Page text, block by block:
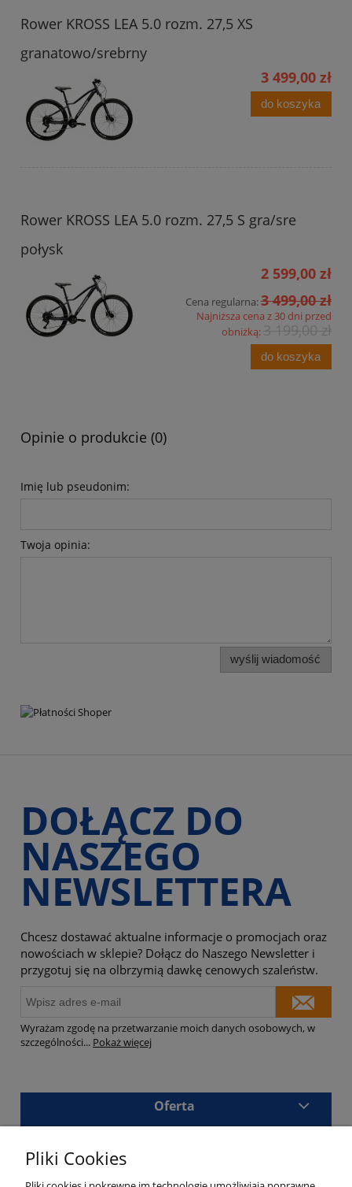
Rower KROSS LEA 5.0 rozm. 27,5 XS
granatowo/srebrny
3 499,00 zł
do koszyka
Rower KROSS LEA 5.0 rozm. 27,5 S gra/sre
połysk
2 599,00 zł
Cena regularna:3 499,00 zł
Najniższa cena z 30 dni przed
obniżką:3 199,00 zł
do koszyka
Opinie o produkcie (0)
Imię lub pseudonim:
Twoja opinia:
wyślij wiadomość
DOŁĄCZ DO
NASZEGO
NEWSLETTERA
Chcesz dostawać aktualne informacje o promocjach oraz
nowościach w sklepie? Dołącz do Naszego Newsletter i
przygotuj się na olbrzymią dawkę cenowych szaleństw.
Wyrażam zgodę na przetwarzanie moich danych osobowych, w
szczególności... Pokaż więcej
Oferta
Pliki Cookies